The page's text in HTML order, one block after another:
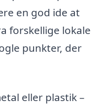
en god ide at
forskellige lokale
punkter, der
eller plastik –